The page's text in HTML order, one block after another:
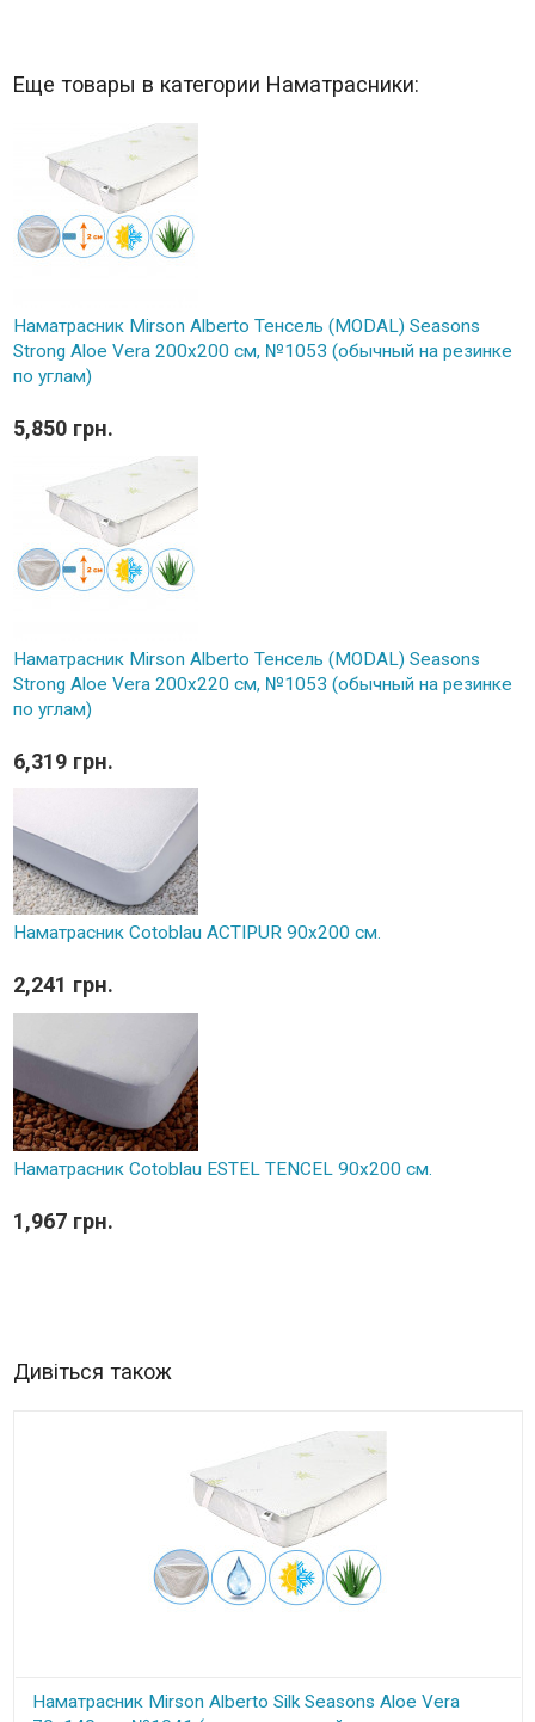
Еще товары в категории Наматрасники:
Наматрасник Mirson Alberto Тенсель (MODAL) Seasons
Strong Aloe Vera 200x200 см, №1053 (обычный на резинке
по углам)
5,850 грн.
Наматрасник Mirson Alberto Тенсель (MODAL) Seasons
Strong Aloe Vera 200x220 см, №1053 (обычный на резинке
по углам)
6,319 грн.
Наматрасник Cotoblau ACTIPUR 90х200 см.
2,241 грн.
Наматрасник Cotoblau ESTEL TENCEL 90х200 см.
1,967 грн.
Дивіться також
Наматрасник Mirson Alberto Silk Seasons Aloe Vera